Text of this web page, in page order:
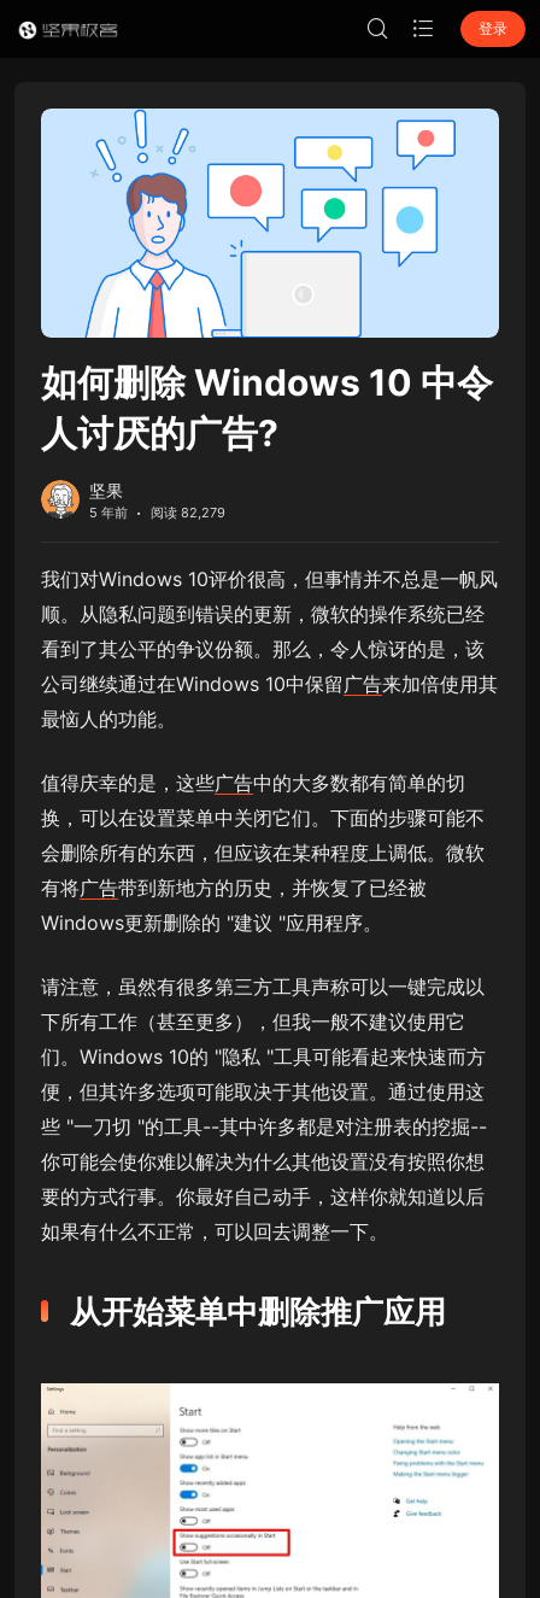
登录
如何删除 Windows 10 中令
人讨厌的广告?
坚果
5 年前 阅读 82,279
我们对Windows 10评价很高，但事情并不总是一帆风
顺。从隐私问题到错误的更新，微软的操作系统已经
看到了其公平的争议份额。那么，令人惊讶的是，该
公司继续通过在Windows 10中保留 广告来加倍使用其
最恼人的功能。
值得庆幸的是，这些广告中的大多数都有简单的切
换，可以在设置菜单中关闭它们。下面的步骤可能不
会删除所有的东西，但应该在某种程度上调低。微软
有将广告带到新地方的历史，并恢复了已经被
Windows更新删除的 "建议 "应用程序。
请注意，虽然有很多第三方工具声称可以一键完成以
下所有工作（甚至更多），但我一般不建议使用它
们。Windows 10的 "隐私 "工具可能看起来快速而方
便，但其许多选项可能取决于其他设置。通过使用这
些 "一刀切 "的工具--其中许多都是对注册表的挖掘--
你可能会使你难以解决为什么其他设置没有按照你想
要的方式行事。你最好自己动手，这样你就知道以后
如果有什么不正常，可以回去调整一下。
从开始菜单中删除推广应用